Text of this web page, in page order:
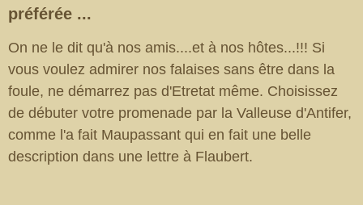
préférée ...
On ne le dit qu'à nos amis....et à nos hôtes...!!! Si
vous voulez admirer nos falaises sans être dans la
foule, ne démarrez pas d'Etretat même. Choisissez
de débuter votre promenade par la Valleuse d'Antifer,
comme l'a fait Maupassant qui en fait une belle
description dans une lettre à Flaubert.